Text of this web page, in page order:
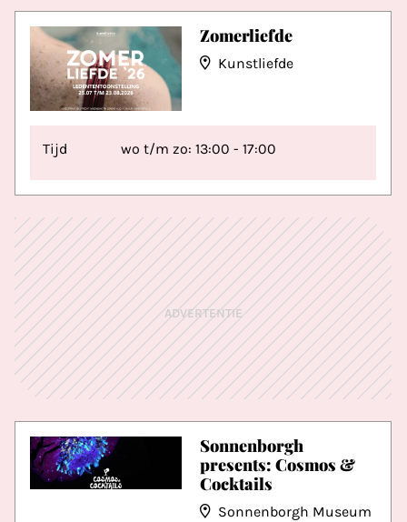
Zomerliefde
Kunstliefde
Tijd wo t/m zo: 13:00 - 17:00
ADVERTENTIE
Sonnenborgh
presents: Cosmos &
Cocktails
Sonnenborgh Museum